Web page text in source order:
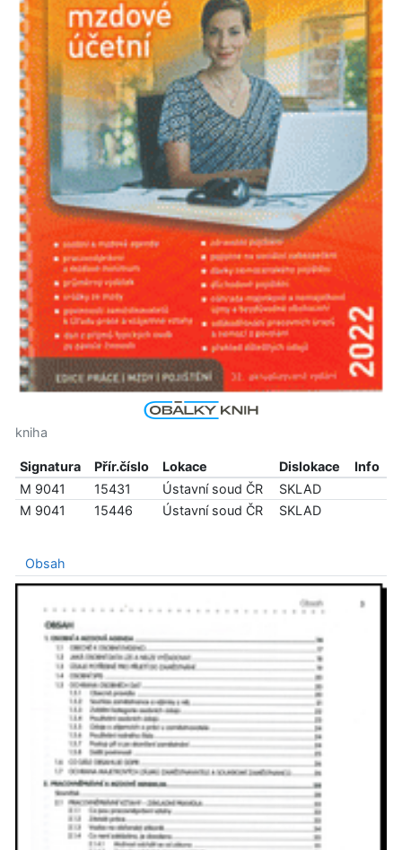
kniha
Signatura Přír.číslo Lokace Dislokace
Info
M 9041
15431 Ústavní soud ČR
SKLAD
M 9041
15446 Ústavní soud ČR SKLAD
Obsah